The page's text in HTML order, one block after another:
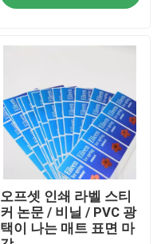
오프셋 인쇄 라벨 스티
커 논문 / 비닐 / PVC 광
택이 나는 매트 표면 마